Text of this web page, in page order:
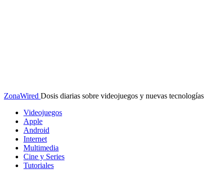
ZonaWired Dosis diarias sobre videojuegos y nuevas tecnologías
Videojuegos
Apple
Android
Internet
Multimedia
Cine y Series
Tutoriales